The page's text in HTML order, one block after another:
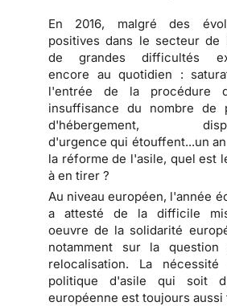
En 2016, malgré des
positives dans le secteur de
de grandes difficultés
encore au quotidien :
l'entrée de la procédure
insuffisance du nombre de
d'hébergement,
d'urgence qui étouffent...un
la réforme de l'asile, quel est
à en tirer ?
Au niveau européen, l'année
a attesté de la difficile
oeuvre de la solidarité
notamment sur la
relocalisation. La nécessité
politique d'asile qui soit
européenne est toujours aussi